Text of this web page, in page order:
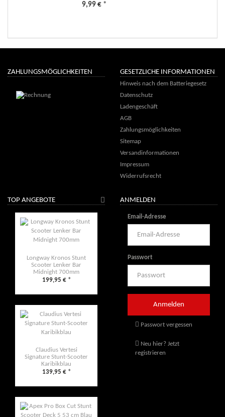
9,99 € *
ZAHLUNGSMÖGLICHKEITEN GESETZLICHE INFORMATIONEN
Hinweis nach dem Batteriegesetz
Datenschutz
Ladengeschäft
AGB
Zahlungsmöglichkeiten
Sitemap
Versandinformationen
Impressum
Widerrufsrecht
TOP ANGEBOTE
Longway Kronos Stunt
Scooter Lenker Bar
Midnight 700mm
199,95 € *
Claudius Vertesi
Signature Stunt-Scooter
Karibikblau
139,95 € *
ANMELDEN
Email-Adresse
Passwort
Passwort vergessen
Neu hier? Jetzt
registrieren